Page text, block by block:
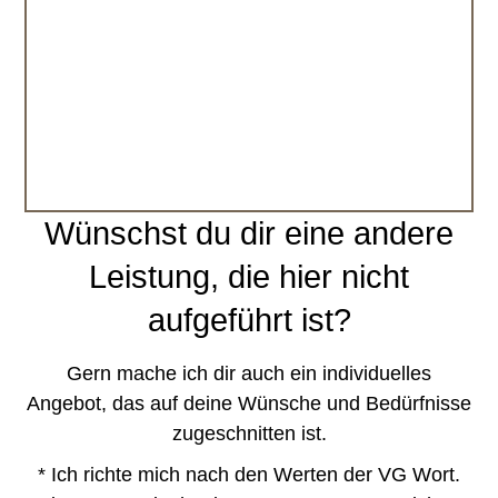
Wünschst du dir eine andere
Leistung, die hier nicht
aufgeführt ist?
Gern mache ich dir auch ein individuelles
Angebot, das auf deine Wünsche und Bedürfnisse
zugeschnitten ist.
* Ich richte mich nach den Werten der VG Wort.